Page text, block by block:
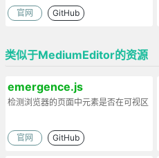
官网 GitHub
类似于MediumEditor的资源
emergence.js
检测浏览器的页面中元素是否在可视区
官网 GitHub